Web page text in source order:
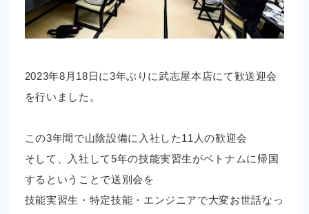
2023年8月18日に3年ぶりに武志屋本店にて歓送迎会
を行いました。
この3年間で山陰設備に入社した11人の歓迎会
そして、入社して5年の技能実習生がベトナムに帰国
するということで送別会を
技能実習生・特定技能・エンジニアで大変お世話なっ